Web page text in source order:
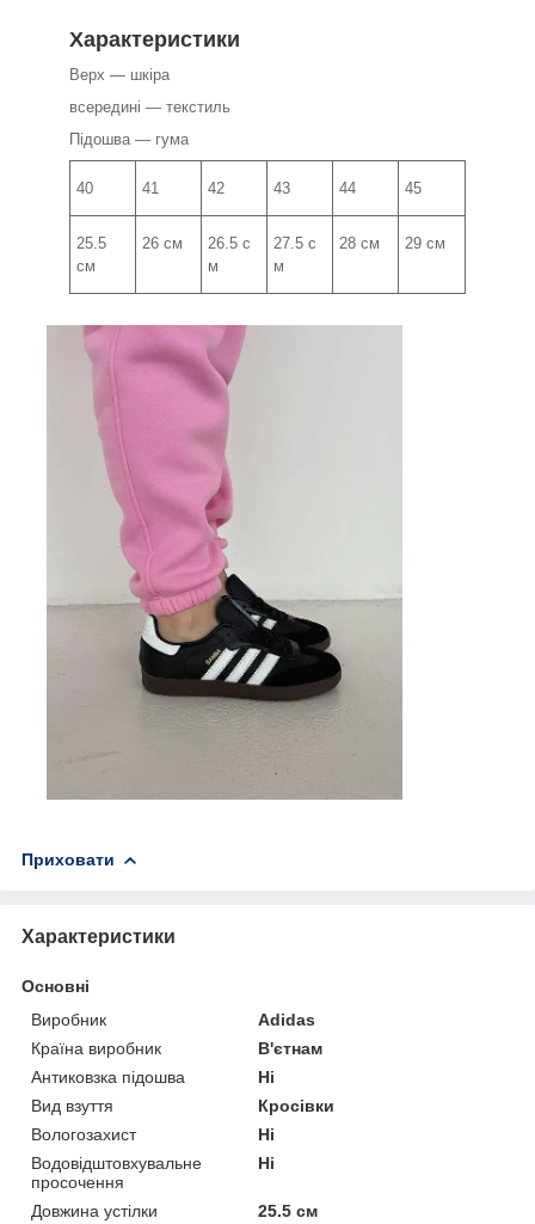
Характеристики
Верх — шкіра
всередині — текстиль
Підошва — гума
40 41 42 43 44 45
25.5
см
26 см
26.5 с
м
27.5 с
м
28 см 29 см
Приховати
Характеристики
Основні
Виробник
Adidas
Країна виробник
В'єтнам
Антиковзка підошва
Ні
Вид взуття
Кросівки
Вологозахист
Ні
Водовідштовхувальне
просочення
Ні
Довжина устілки 25.5 см